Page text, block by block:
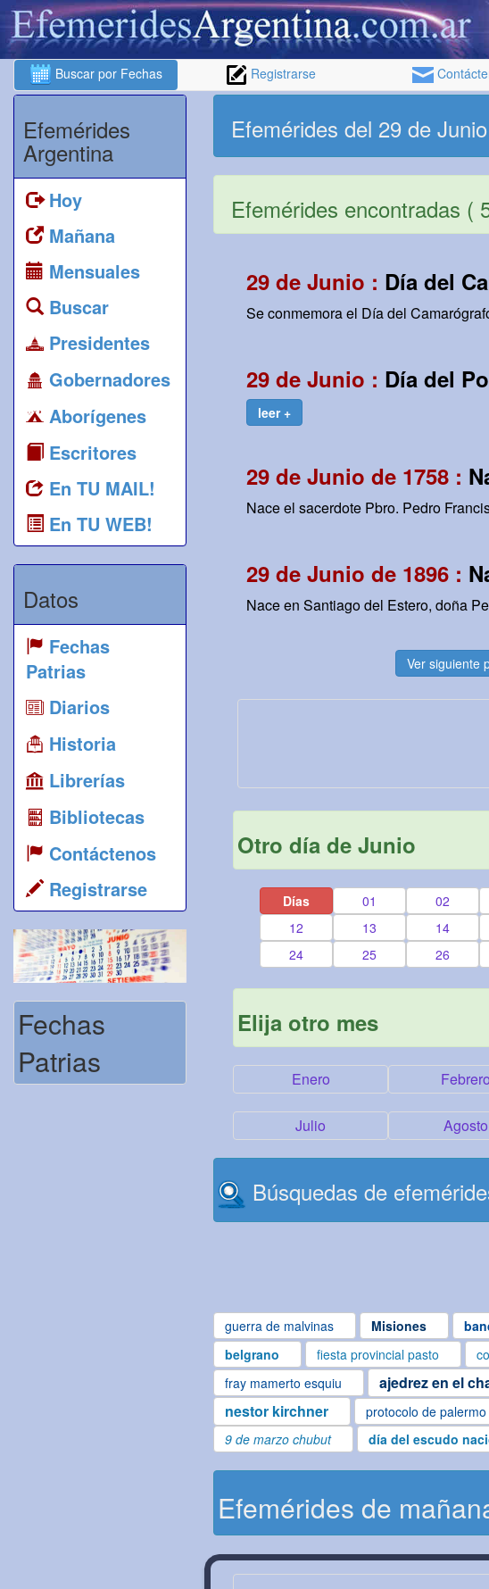
Buscar por Fechas Registrarse
Efemérides
Argentina
Hoy
Mañana
Mensuales
Buscar
Presidentes
Gobernadores
Aborígenes
Escritores
En TU MAIL!
En TU WEB!
Datos
Fechas
Patrias
Diarios
Historia
Librerías
Bibliotecas
Contáctenos
Registrarse
Fechas
Patrias
Efemérides del 29 de Junio
Efemérides encontradas (
29 de Junio : Día del
Se conmemora el Día del
29 de Junio : Día del
leer +
29 de Junio de 1758 :
Nace el sacerdote Pbro. Pedro
29 de Junio de 1896 :
Nace en Santiago del Estero, doña
Ver siguiente
Otro día de Junio
Días 01 02
12
13 14
24
25 26
Elija otro mes
Enero Febrero
Julio Agosto
Búsquedas de
guerra de malvinas Misiones
belgrano fiesta provincial pasto
fray mamerto esquiu ajedrez en el
nestor kirchner protocolo de palermo
9 de marzo chubut
día del escudo
Efemérides de